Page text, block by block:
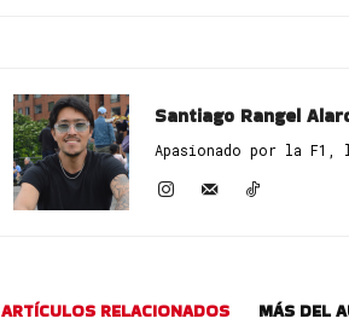
Santiago Rangel
Apasionado por la
ARTÍCULOS RELACIONADOS MÁS DEL